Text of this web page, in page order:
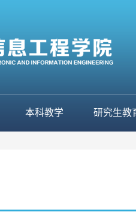
本科教学 研究生教